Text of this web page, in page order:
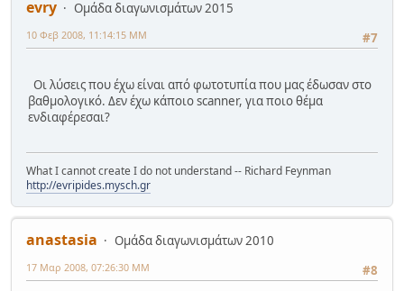
evry
Ομάδα διαγωνισμάτων 2015
#7
10 Φεβ 2008, 11:14:15 ΜΜ
Οι λύσεις που έχω είναι από φωτοτυπία που μας έδωσαν στο
βαθμολογικό. Δεν έχω κάποιο scanner, για ποιο θέμα
ενδιαφέρεσαι?
What I cannot create I do not understand -- Richard Feynman
http://evripides.mysch.gr
anastasia
Ομάδα διαγωνισμάτων 2010
#8
17 Μαρ 2008, 07:26:30 ΜΜ